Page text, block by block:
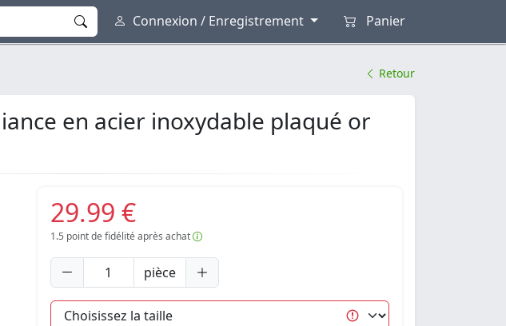
Connexion / Enregistrement Panier
Retour
en acier inoxydable plaqué or
29.99 €
1.5 point de fidélité après achat
pièce